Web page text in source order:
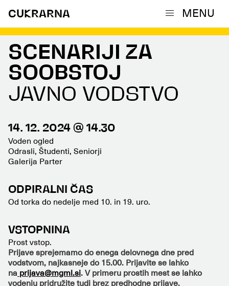
CUKRARNA MENU
SCENARIJI ZA
SOOBSTOJ
JAVNO VODSTVO
14. 12. 2024 @ 14.30
Voden ogled
Odrasli, Študenti, Seniorji
Galerija Parter
ODPIRALNI ČAS
Od torka do nedelje med 10. in 19. uro.
VSTOPNINA
Prost vstop.
Prijave sprejemamo do enega delovnega dne pred
vodstvom, najkasneje do 15.00. Prijavite se lahko
na prijava@mgml.si. V primeru prostih mest se lahko
vodenju pridružite tudi brez predhodne prijave.